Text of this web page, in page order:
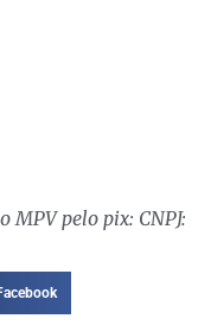
MPV pelo pix: CNPJ: